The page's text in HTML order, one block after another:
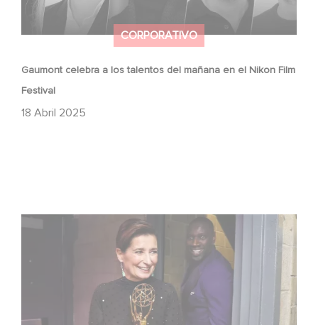
CORPORATIVO
Gaumont celebra a los talentos del mañana en el Nikon Film
Festival
18 Abril 2025
Sidonie Dumas recibe el International Emmy Directorate